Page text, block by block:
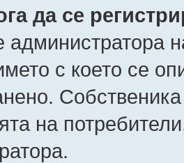
да се
администратора
с което се
на